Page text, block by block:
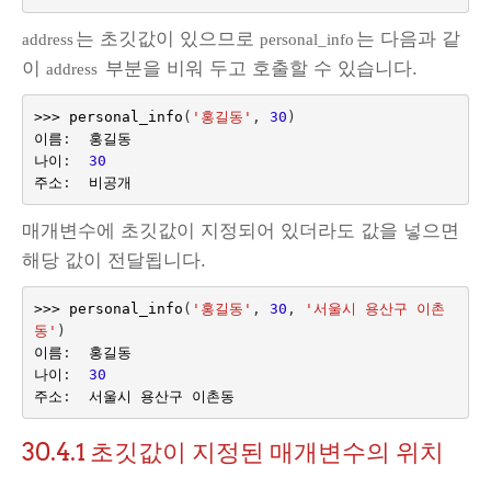
address는 초깃값이 있으므로 personal_info 는 다음과 같
이 address 부분을 비워 두고 호출할 수 있습니다.
>>> personal_info ( '홍길동' , 30 )
이름 :
홍길동
나이 :
30
주소 : 비공개
매개변수에 초깃값이 지정되어 있더라도 값을 넣으면
해당 값이 전달됩니다.
>>> personal_info ( '홍길동' , 30 ,
'서울시 용산구 이촌
동' )
이름 :
홍길동
나이 :
30
주소 : 서울시 용산구 이촌동
30.4.1 초깃값이 지정된 매개변수의 위치